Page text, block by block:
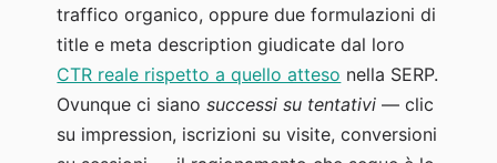
traffico organico, oppure due formulazioni di
title e meta description giudicate dal loro
CTR reale rispetto a quello atteso nella SERP.
Ovunque ci sianosuccessi su tentativi — clic
su impression, iscrizioni su visite, conversioni